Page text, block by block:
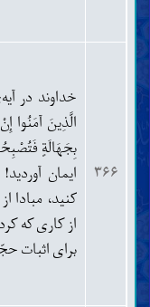
ذکر، دعا، توکّل
توبه، استغفار و
نیکی با پدر و
بخشندگی و
عفّت، حیا و غیرت
ادب، گذشت و
رذائل اخلاق
گناهان کبیره
دروغ، غیبت و
سبّ و لعن ناروا
تکبّر و حسد
بی‌تابی در
آثار گناه
۳۶۶
الَّذِينَ آمَنُوا
بِجَهَالَةٍ
ایمان
کنید، مبادا
از کاری که
برای اثبات